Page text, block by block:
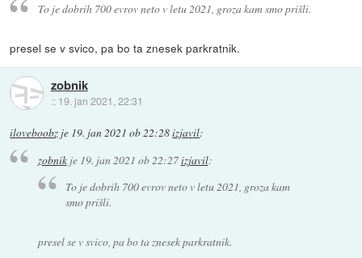
To je dobrih 700 evrov neto v letu 2021, groza kam smo prišli.
presel se v svico, pa bo ta znesek parkratnik.
zobnik
:: 19. jan 2021, 22:31
iloveboobz je 19. jan 2021 ob 22:28izjavil:
zobnikje 19. jan 2021 ob 22:27izjavil:
To je dobrih 700 evrov neto v letu 2021, groza kam
smo prišli.
presel se v svico, pa bo ta znesek parkratnik.